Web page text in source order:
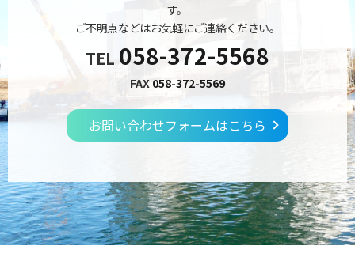
す。
ご不明点などはお気軽にご連絡ください。
TEL 058-372-5568
FAX 058-372-5569
お問い合わせフォームはこちら